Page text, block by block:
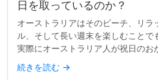
日を取っているのか？
オーストラリアはそのビーチ、リラ
ル、そして長い週末を楽しむことで
実際にオーストラリア人が祝日のお
うでしょうか？単純な質問のように
いるほど明確ではあ...
続きを読む →